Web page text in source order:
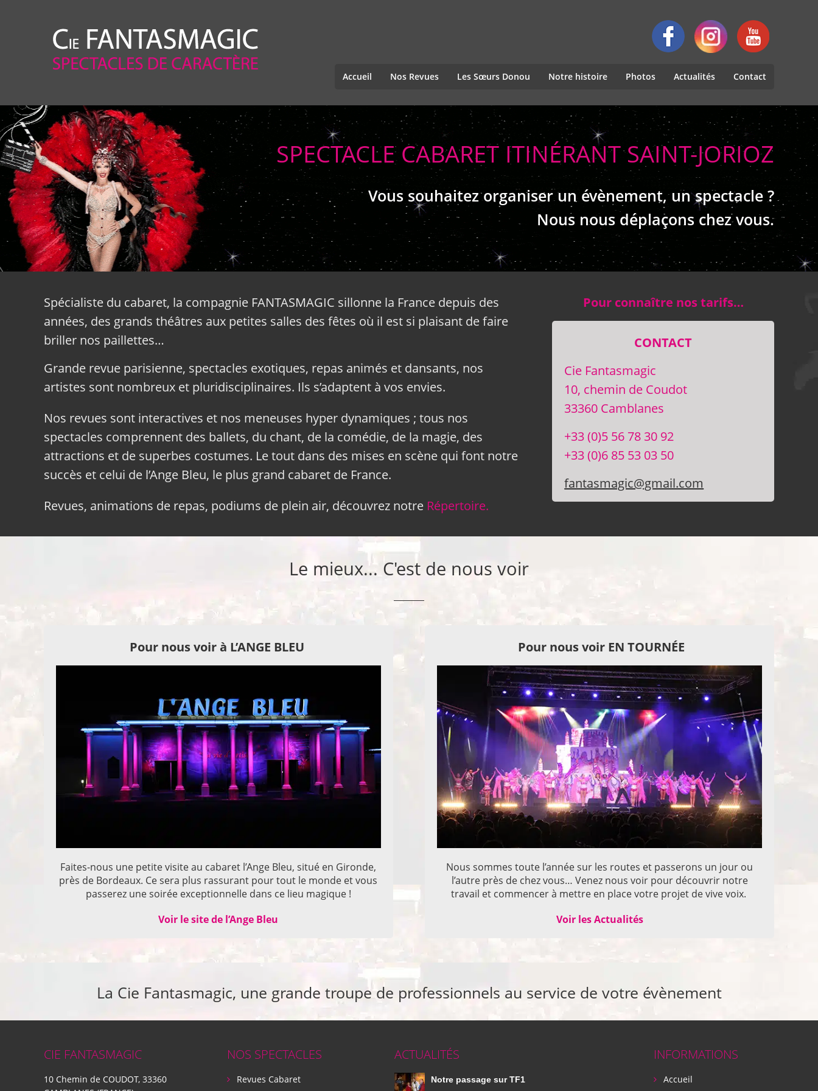
Accueil Nos Revues Les Sœurs Donou Notre histoire Photos Actualités Contact
SPECTACLE CABARET ITINÉRANT SAINT-JORIOZ
Vous souhaitez organiser un évènement, un spectacle ?
Nous nous déplaçons chez vous.
Spécialiste du cabaret, la compagnie FANTASMAGIC sillonne la France depuis des
années, des grands théâtres aux petites salles des fêtes où il est si plaisant de faire
briller nos paillettes…
Grande revue parisienne, spectacles exotiques, repas animés et dansants, nos
artistes sont nombreux et pluridisciplinaires. Ils s’adaptent à vos envies.
Nos revues sont interactives et nos meneuses hyper dynamiques ; tous nos
spectacles comprennent des ballets, du chant, de la comédie, de la magie, des
attractions et de superbes costumes. Le tout dans des mises en scène qui font notre
succès et celui de l’Ange Bleu, le plus grand cabaret de France.
Revues, animations de repas, podiums de plein air, découvrez notre Répertoire.
Pour connaître nos tarifs…
CONTACT
Cie Fantasmagic
10, chemin de Coudot
33360 Camblanes
+33 (0)5 56 78 30 92
+33 (0)6 85 53 03 50
fantasmagic@gmail.com
Le mieux... C'est de nous voir
Pour nous voir à L’ANGE BLEU
Faites-nous une petite visite au cabaret l’Ange Bleu, situé en Gironde,
près de Bordeaux. Ce sera plus rassurant pour tout le monde et vous
passerez une soirée exceptionnelle dans ce lieu magique !
Voir le site de l’Ange Bleu
Pour nous voir EN TOURNÉE
Nous sommes toute l’année sur les routes et passerons un jour ou
l’autre près de chez vous… Venez nous voir pour découvrir notre
travail et commencer à mettre en place votre projet de vive voix.
Voir les Actualités
La Cie Fantasmagic, une grande troupe de professionnels au service de votre évènement
CIE FANTASMAGIC
10 Chemin de COUDOT, 33360
NOS SPECTACLES
Revues Cabaret
ACTUALITÉS
Notre passage sur TF1
INFORMATIONS
Accueil